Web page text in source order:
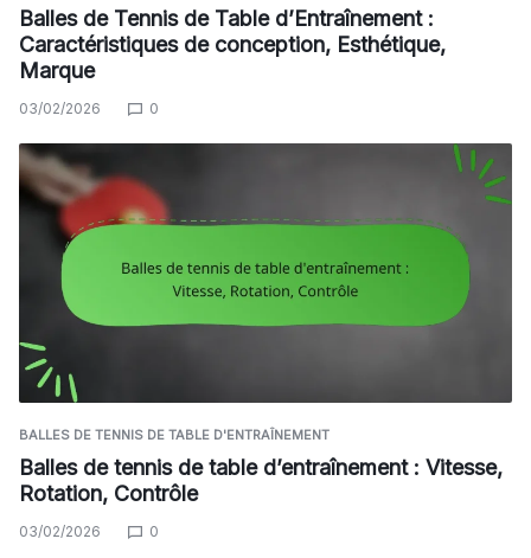
Balles de Tennis de Table d’Entraînement :
Caractéristiques de conception, Esthétique,
Marque
03/02/2026 0
BALLES DE TENNIS DE TABLE D'ENTRAÎNEMENT
Balles de tennis de table d’entraînement : Vitesse,
Rotation, Contrôle
03/02/2026 0